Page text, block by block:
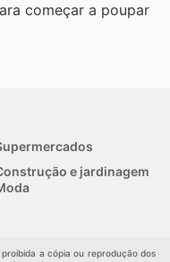
começar a poupar
e jardinagem
a cópia ou reprodução dos